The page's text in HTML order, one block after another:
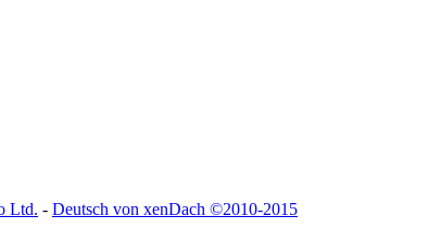
Ltd. - Deutsch von xenDach ©2010-2015